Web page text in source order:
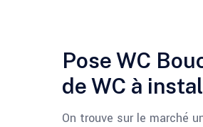
Pose WC
de WC à
On trouve sur le marché